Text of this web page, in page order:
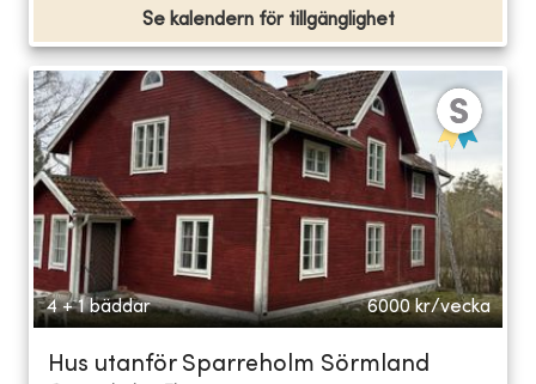
Se kalendern för tillgänglighet
4 + 1 bäddar 6000 kr/vecka
Hus utanför Sparreholm Sörmland